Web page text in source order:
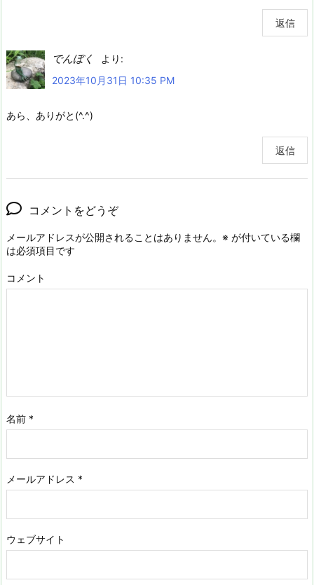
返信
でんぼく
より:
2023年10月31日 10:35 PM
あら、ありがと(^.^)
返信
コメントをどうぞ
メールアドレスが公開されることはありません。 ※ が付いている欄
は必須項目です
コメント
名前 *
メールアドレス *
ウェブサイト